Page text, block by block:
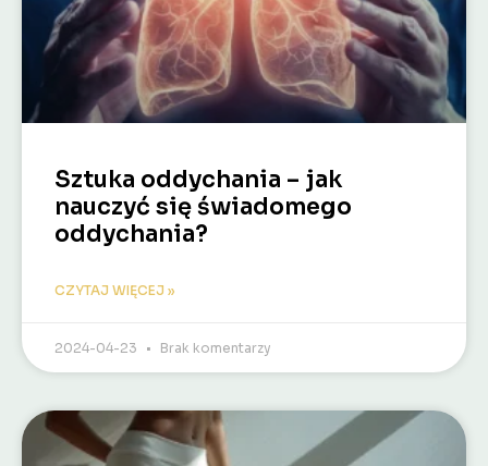
Sztuka oddychania – jak
nauczyć się świadomego
oddychania?
CZYTAJ WIĘCEJ »
2024-04-23 Brak komentarzy